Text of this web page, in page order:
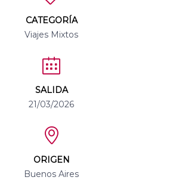
CATEGORÍA
Viajes Mixtos
SALIDA
21/03/2026
ORIGEN
Buenos Aires